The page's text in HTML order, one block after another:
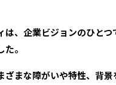
は、企業ビジョンのひと
。
ざまな障がいや特性、背